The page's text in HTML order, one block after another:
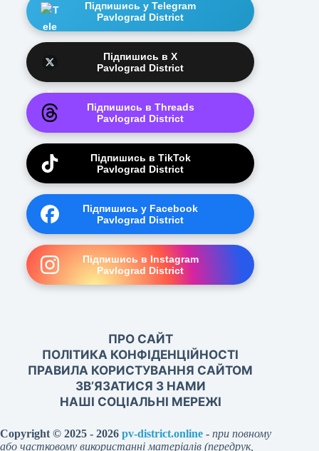
Підпишись у Telegram
Pavlograd District
Підпишись в X
Pavlograd District
Підпишись в Threads
Pavlograd District
Підпишись в TikTok
Pavlograd District
Підпишись у Facebook
Pavlograd District
Підпишись в Instagram
Pavlograd District
ПРО САЙТ
ПОЛІТИКА КОНФІДЕНЦІЙНОСТІ
ПРАВИЛА КОРИСТУВАННЯ САЙТОМ
ЗВ’ЯЗАТИСЯ З НАМИ
НАШІ СОЦІАЛЬНІ МЕРЕЖІ
Copyright © 2025 - 2026 pv-district.online - при повному
або частковому використанні матеріалів (передрук,